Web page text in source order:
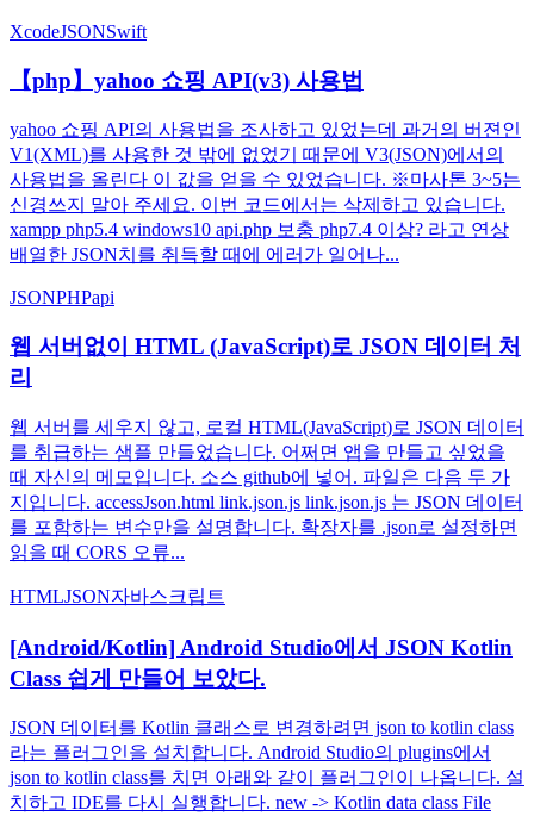
XcodeJSONSwift
【php】yahoo 쇼핑 API(v3) 사용법
yahoo 쇼핑 API의 사용법을 조사하고 있었는데 과거의 버젼인
V1(XML)를 사용한 것 밖에 없었기 때문에 V3(JSON)에서의
사용법을 올린다 이 값을 얻을 수 있었습니다. ※마사톤 3~5는
신경쓰지 말아 주세요. 이번 코드에서는 삭제하고 있습니다.
xampp php5.4 windows10 api.php 보충 php7.4 이상? 라고 연상
배열한 JSON치를 취득할 때에 에러가 일어나...
JSONPHPapi
웹 서버없이 HTML (JavaScript)로 JSON 데이터 처
리
웹 서버를 세우지 않고, 로컬 HTML(JavaScript)로 JSON 데이터
를 취급하는 샘플 만들었습니다. 어쩌면 앱을 만들고 싶었을
때 자신의 메모입니다. 소스 github에 넣어. 파일은 다음 두 가
지입니다. accessJson.html link.json.js link.json.js 는 JSON 데이터
를 포함하는 변수만을 설명합니다. 확장자를 .json로 설정하면
읽을 때 CORS 오류...
HTMLJSON자바스크립트
[Android/Kotlin] Android Studio에서 JSON Kotlin
Class 쉽게 만들어 보았다.
JSON 데이터를 Kotlin 클래스로 변경하려면 json to kotlin class
라는 플러그인을 설치합니다. Android Studio의 plugins에서
json to kotlin class를 치면 아래와 같이 플러그인이 나옵니다. 설
치하고 IDE를 다시 실행합니다. new -> Kotlin data class File